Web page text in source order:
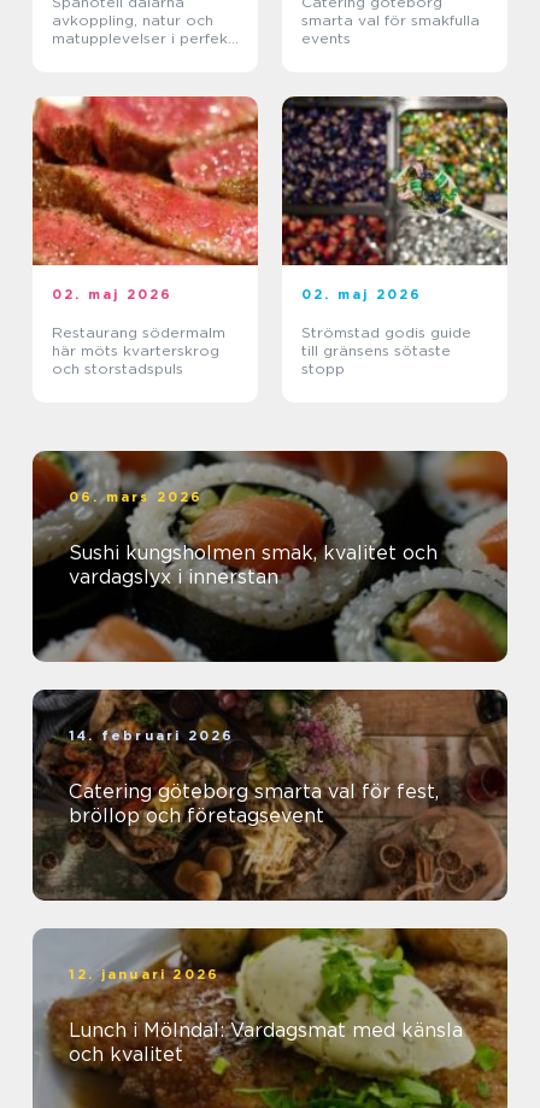
avkoppling, natur och
matupplevelser i perfekt
smarta val för smakfulla
events
02. maj 2026
Restaurang södermalm
här möts kvarterskrog
och storstadspuls
02. maj 2026
Strömstad godis guide
till gränsens sötaste
stopp
06. mars 2026
Sushi kungsholmen smak, kvalitet och
vardagslyx i innerstan
14. februari 2026
Catering göteborg smarta val för fest,
bröllop och företagsevent
12. januari 2026
Lunch i Mölndal: Vardagsmat med känsla
och kvalitet